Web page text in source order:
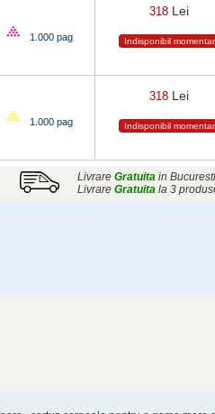
1.000 pag
318 Lei
Indisponibil
1.000 pag
318 Lei
Indisponibil
Livrare Gratuita in
Livrare Gratuita la 3